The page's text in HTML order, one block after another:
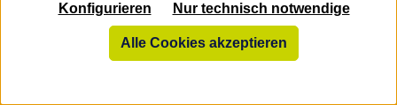
Varianten ab
332,50 €*
Nur technisch notwendige
Konfigurieren
Alle Cookies akzeptieren